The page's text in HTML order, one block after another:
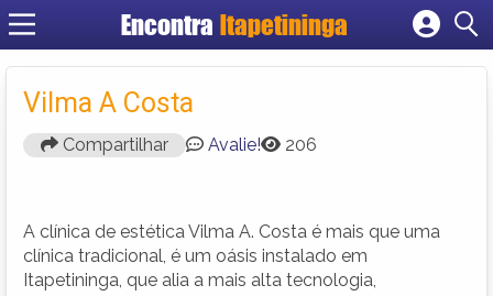
Encontra Itapetininga
Cadastrar empresa
Vilma A Costa
Compartilhar Avalie! 206
A clínica de estética Vilma A. Costa é mais que uma
clínica tradicional, é um oásis instalado em
Itapetininga, que alia a mais alta tecnologia,